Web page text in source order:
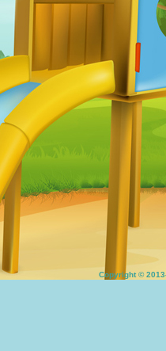
Copyright ©